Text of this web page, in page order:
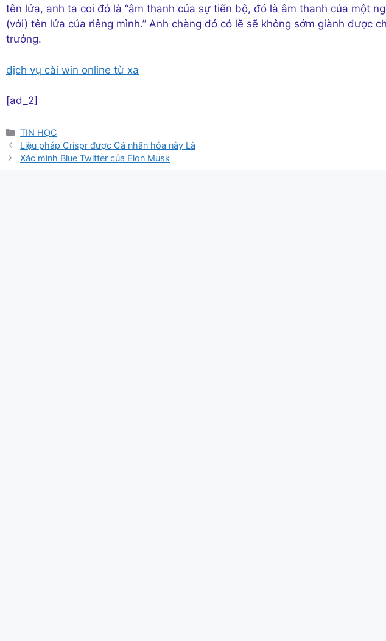
tên lửa, anh ta coi đó là “âm thanh của sự tiến bộ, đó là âm thanh của một
(với) tên lửa của riêng mình.” Anh chàng đó có lẽ sẽ không sớm giành được
trưởng.
dịch vụ cài win online từ xa
[ad_2]
Danh
mục
TIN HỌC
Liệu pháp Crispr được Cá nhân hóa này Là
Xác minh Blue Twitter của Elon Musk